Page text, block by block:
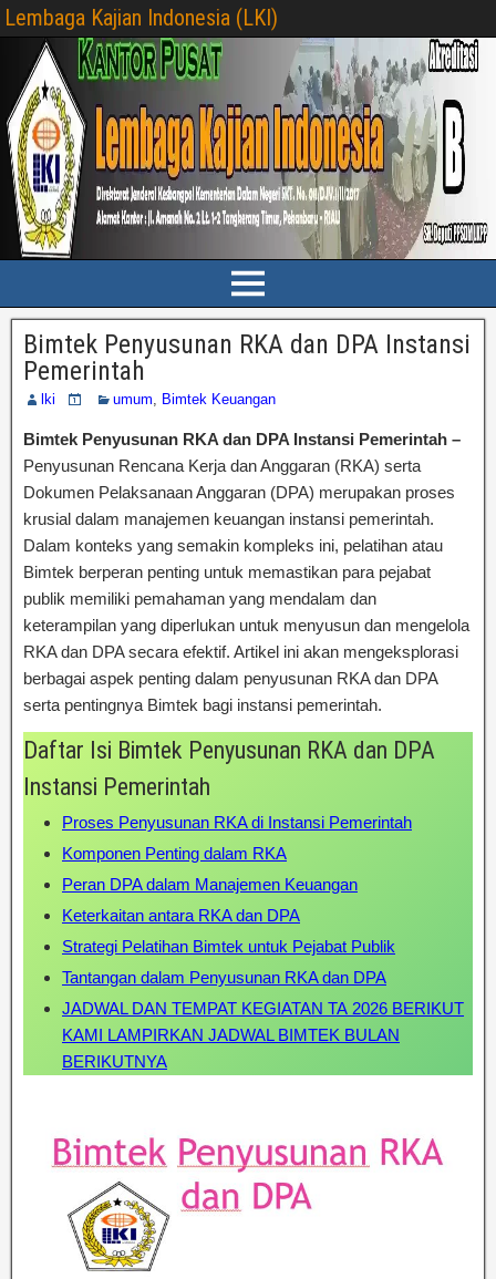
Lembaga Kajian Indonesia (LKI)
Bimtek Penyusunan RKA dan DPA Instansi
Pemerintah
lki umum, Bimtek Keuangan
Bimtek Penyusunan RKA dan DPA Instansi Pemerintah –
Penyusunan Rencana Kerja dan Anggaran (RKA) serta
Dokumen Pelaksanaan Anggaran (DPA) merupakan proses
krusial dalam manajemen keuangan instansi pemerintah.
Dalam konteks yang semakin kompleks ini, pelatihan atau
Bimtek berperan penting untuk memastikan para pejabat
publik memiliki pemahaman yang mendalam dan
keterampilan yang diperlukan untuk menyusun dan mengelola
RKA dan DPA secara efektif. Artikel ini akan mengeksplorasi
berbagai aspek penting dalam penyusunan RKA dan DPA
serta pentingnya Bimtek bagi instansi pemerintah.
Daftar Isi Bimtek Penyusunan RKA dan DPA
Instansi Pemerintah
Proses Penyusunan RKA di Instansi Pemerintah
Komponen Penting dalam RKA
Peran DPA dalam Manajemen Keuangan
Keterkaitan antara RKA dan DPA
Strategi Pelatihan Bimtek untuk Pejabat Publik
Tantangan dalam Penyusunan RKA dan DPA
JADWAL DAN TEMPAT KEGIATAN TA 2026 BERIKUT
KAMI LAMPIRKAN JADWAL BIMTEK BULAN
BERIKUTNYA